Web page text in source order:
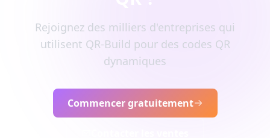
Rejoignez des milliers d'entreprises qui
utilisent QR-Build pour des codes QR
dynamiques
Commencer gratuitement